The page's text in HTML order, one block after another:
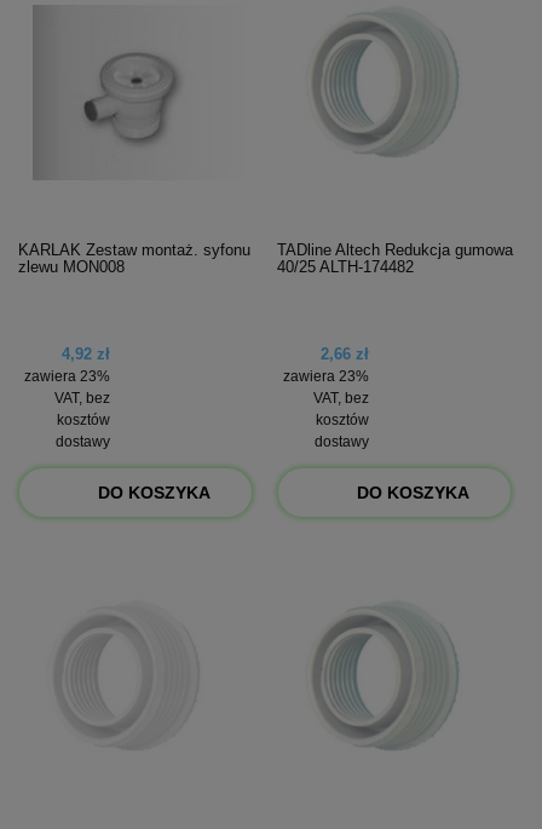
KARLAK Zestaw montaż. syfonu
zlewu MON008
4,92 zł
zawiera 23%
VAT, bez
kosztów
dostawy
DO KOSZYKA
TADline Altech Redukcja gumowa
40/25 ALTH-174482
2,66 zł
zawiera 23%
VAT, bez
kosztów
dostawy
DO KOSZYKA